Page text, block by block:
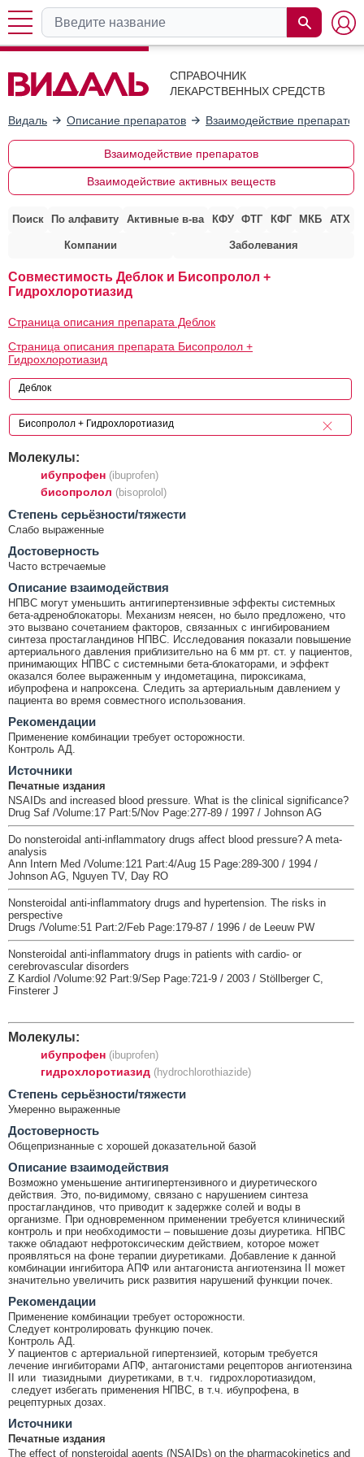
СПРАВОЧНИК
ЛЕКАРСТВЕННЫХ СРЕДСТВ
Видаль Описание препаратов Взаимодействие препаратов
Взаимодействие препаратов
Взаимодействие активных веществ
Поиск По алфавиту Активные в-ва КФУ ФТГ КФГ МКБ АТХ
Компании Заболевания
Совместимость Деблок и Бисопролол +
Гидрохлоротиазид
Страница описания препарата Деблок
Страница описания препарата Бисопролол +
Гидрохлоротиазид
Молекулы:
ибупрофен (ibuprofen)
бисопролол (bisoprolol)
Cтепень серьёзности/тяжести
Слабо выраженные
Достоверность
Часто встречаемые
Описание взаимодействия
НПВС могут уменьшить антигипертензивные эффекты системных
бета-адреноблокаторы. Механизм неясен, но было предложено, что
это вызвано сочетанием факторов, связанных с ингибированием
синтеза простагландинов НПВС. Исследования показали повышение
артериального давления приблизительно на 6 мм рт. ст. у пациентов,
принимающих НПВС с системными бета-блокаторами, и эффект
оказался более выраженным у индометацина, пироксикама,
ибупрофена и напроксена. Следить за артериальным давлением у
пациента во время совместного использования.
Рекомендации
Применение комбинации требует осторожности.
Контроль АД.
Источники
Печатные издания
NSAIDs and increased blood pressure. What is the clinical significance?
Drug Saf /Volume:17 Part:5/Nov Page:277-89 / 1997 / Johnson AG
Do nonsteroidal anti-inflammatory drugs affect blood pressure? A meta-
analysis
Ann Intern Med /Volume:121 Part:4/Aug 15 Page:289-300 / 1994 /
Johnson AG, Nguyen TV, Day RO
Nonsteroidal anti-inflammatory drugs and hypertension. The risks in
perspective
Drugs /Volume:51 Part:2/Feb Page:179-87 / 1996 / de Leeuw PW
Nonsteroidal anti-inflammatory drugs in patients with cardio- or
cerebrovascular disorders
Z Kardiol /Volume:92 Part:9/Sep Page:721-9 / 2003 / Stöllberger C,
Finsterer J
Молекулы:
ибупрофен (ibuprofen)
гидрохлоротиазид (hydrochlorothiazide)
Cтепень серьёзности/тяжести
Умеренно выраженные
Достоверность
Общепризнанные с хорошей доказательной базой
Описание взаимодействия
Возможно уменьшение антигипертензивного и диуретического
действия. Это, по-видимому, связано с нарушением синтеза
простагландинов, что приводит к задержке солей и воды в
организме. При одновременном применении требуется клинический
контроль и при необходимости – повышение дозы диуретика. НПВС
также обладают нефротоксическим действием, которое может
проявляться на фоне терапии диуретиками. Добавление к данной
комбинации ингибитора АПФ или антагониста ангиотензина II может
значительно увеличить риск развития нарушений функции почек.
Рекомендации
Применение комбинации требует осторожности.
Следует контролировать функцию почек.
Контроль АД.
У пациентов с артериальной гипертензией, которым требуется
лечение ингибиторами АПФ, антагонистами рецепторов ангиотензина
II или тиазидными диуретиками, в т.ч. гидрохлоротиазидом,
следует избегать применения НПВС, в т.ч. ибупрофена, в
рецептурных дозах.
Источники
Печатные издания
The effect of nonsteroidal agents (NSAIDs) on the pharmacokinetics and